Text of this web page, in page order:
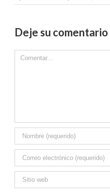
Deje su comentario
Comment